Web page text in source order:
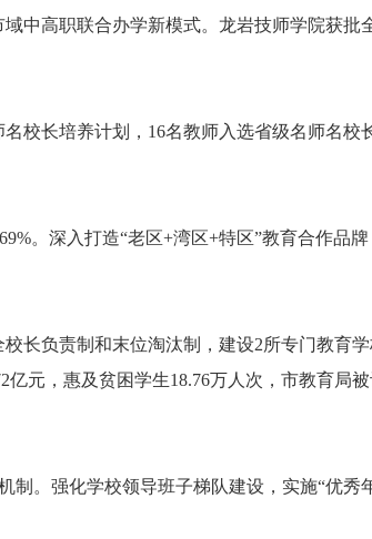
高职联合办学新模式。龙岩技师学院获批
校长培养计划，16名教师入选省级名师名校
。深入打造“老区+湾区+特区”教育合作品牌
负责制和末位淘汰制，建设2所专门教育学
元，惠及贫困学生18.76万人次，市教育局
。强化学校领导班子梯队建设，实施“优秀